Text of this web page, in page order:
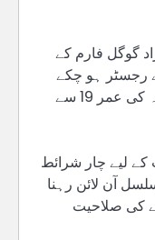
گوگل فارم کے
رجسٹر ہو چکے
ہیں، جن میں سے 70 فیصد سے زیادہ کی عمر 19 سے
لیے چار شرائط
آن لائن رہنا
کی صلاحیت